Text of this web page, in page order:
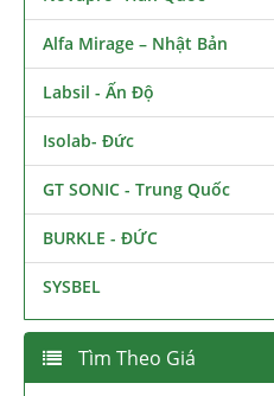
Alfa Mirage – Nhật Bản
Labsil - Ấn Độ
Isolab- Đức
GT SONIC - Trung Quốc
BURKLE - ĐỨC
SYSBEL
Tìm Theo Giá